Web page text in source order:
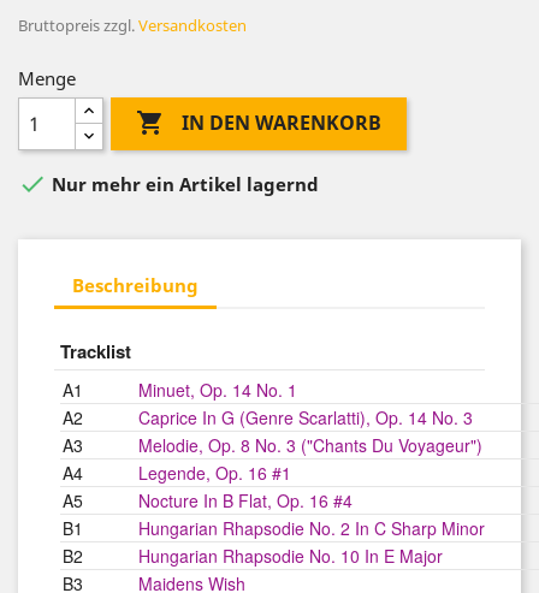
Bruttopreiszzgl.Versandkosten
Menge
 IN DEN WARENKORB
 Nur mehr ein Artikel lagernd
Beschreibung
Tracklist
A1
Minuet, Op. 14 No. 1
A2
Caprice In G (Genre Scarlatti), Op. 14 No. 3
A3
Melodie, Op. 8 No. 3 ("Chants Du Voyageur")
A4
Legende, Op. 16 #1
A5
Nocture In B Flat, Op. 16 #4
B1
Hungarian Rhapsodie No. 2 In C Sharp Minor
B2
Hungarian Rhapsodie No. 10 In E Major
B3
Maidens Wish